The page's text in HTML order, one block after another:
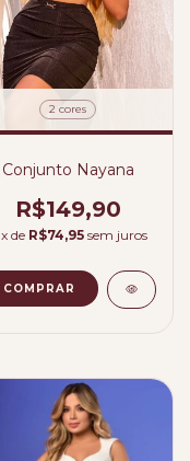
2 cores
Conjunto Nayana
R$149,90
x de R$74,95 sem juros
COMPRAR